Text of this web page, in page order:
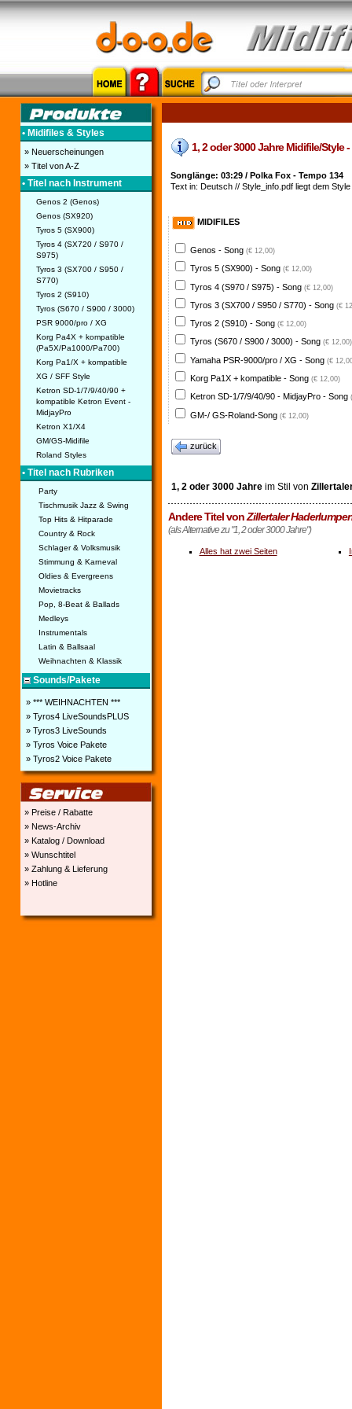
• Midifiles & Styles
» Neuerscheinungen
» Titel von A-Z
• Titel nach Instrument
Genos 2 (Genos)
Genos (SX920)
Tyros 5 (SX900)
Tyros 4 (SX720 / S970 /
S975)
Tyros 3 (SX700 / S950 /
S770)
Tyros 2 (S910)
Tyros (S670 / S900 / 3000)
PSR 9000/pro / XG
Korg Pa4X + kompatible
(Pa5X/Pa1000/Pa700)
Korg Pa1/X + kompatible
XG / SFF Style
Ketron SD-1/7/9/40/90 +
kompatible Ketron Event -
MidjayPro
Ketron X1/X4
GM/GS-Midifile
Roland Styles
• Titel nach Rubriken
Party
Tischmusik Jazz & Swing
Top Hits & Hitparade
Country & Rock
Schlager & Volksmusik
Stimmung & Karneval
Oldies & Evergreens
Movietracks
Pop, 8-Beat & Ballads
Medleys
Instrumentals
Latin & Ballsaal
Weihnachten & Klassik
Sounds/Pakete
» *** WEIHNACHTEN ***
» Tyros4 LiveSoundsPLUS
» Tyros3 LiveSounds
» Tyros Voice Pakete
» Tyros2 Voice Pakete
» Preise / Rabatte
» News-Archiv
» Katalog / Download
» Wunschtitel
» Zahlung & Lieferung
» Hotline
1, 2 oder 3000 Jahre Midifile/Style
Songlänge: 03:29 / Polka Fox - Tempo 134
Text in: Deutsch // Style_info.pdf liegt dem Style
MIDIFILES
Genos - Song (€ 12,00)
Tyros 5 (SX900) - Song (€ 12,00)
Tyros 4 (S970 / S975) - Song (€ 12,00)
Tyros 3 (SX700 / S950 / S770) - Song (€
Tyros 2 (S910) - Song (€ 12,00)
Tyros (S670 / S900 / 3000) - Song (€ 12,00)
Yamaha PSR-9000/pro / XG - Song (€
Korg Pa1X + kompatible - Song (€ 12,00)
Ketron SD-1/7/9/40/90 - MidjayPro - Song
GM-/ GS-Roland-Song (€ 12,00)
zurück
1, 2 oder 3000 Jahreim Stil von
Andere Titel vonZillertaler
(als Alternative zu "1, 2 oder 3000 Jahre")
Alles hat zwei Seiten